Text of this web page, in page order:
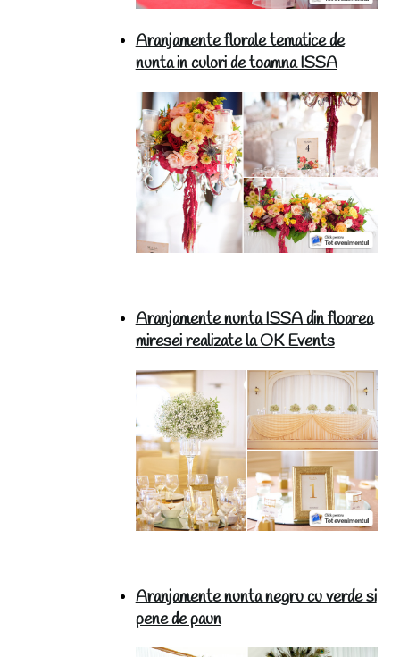
Aranjamente florale tematice de
nunta in culori de toamna ISSA
Aranjamente nunta ISSA din floarea
miresei realizate la OK Events
Aranjamente nunta negru cu verde si
pene de paun